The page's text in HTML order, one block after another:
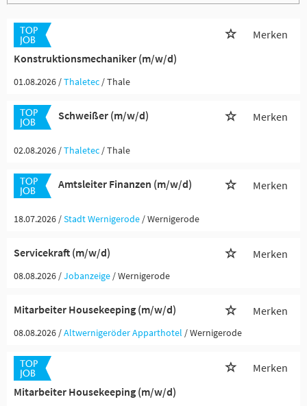
Konstruktionsmechaniker (m/w/d)
Merken
01.08.2026 /Thaletec / Thale
Schweißer (m/w/d) Merken
02.08.2026 /Thaletec / Thale
Amtsleiter Finanzen (m/w/d) Merken
18.07.2026 /Stadt Wernigerode / Wernigerode
Servicekraft (m/w/d) Merken
08.08.2026 /Jobanzeige / Wernigerode
Mitarbeiter Housekeeping (m/w/d) Merken
08.08.2026 /Altwernigeröder Apparthotel / Wernigerode
Mitarbeiter Housekeeping (m/w/d)
Merken